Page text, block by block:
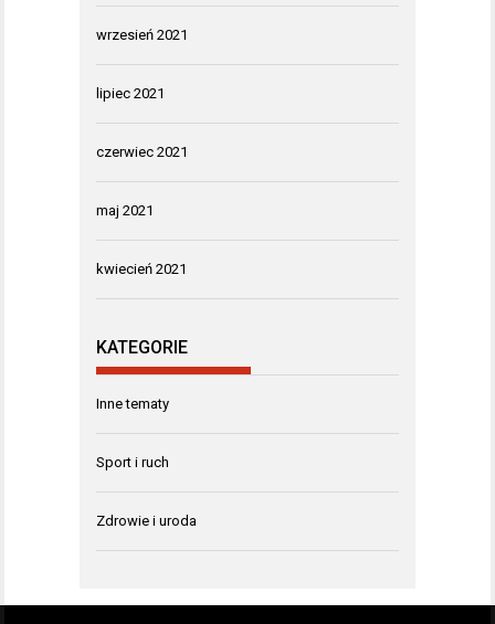
wrzesień 2021
lipiec 2021
czerwiec 2021
maj 2021
kwiecień 2021
KATEGORIE
Inne tematy
Sport i ruch
Zdrowie i uroda